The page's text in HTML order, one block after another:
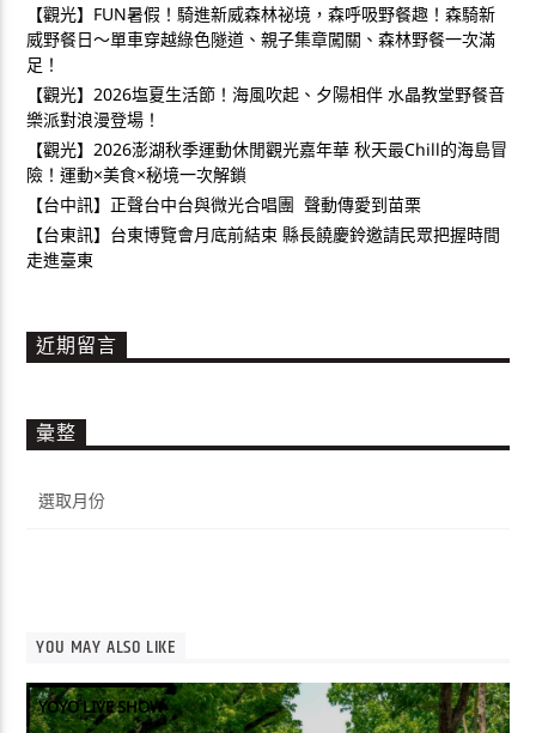
【觀光】FUN暑假！騎進新威森林祕境，森呼吸野餐趣！森騎新
威野餐日～單車穿越綠色隧道、親子集章闖關、森林野餐一次滿
足！
【觀光】2026塩夏生活節！海風吹起、夕陽相伴 水晶教堂野餐音
樂派對浪漫登場！
【觀光】2026澎湖秋季運動休閒觀光嘉年華 秋天最Chill的海島冒
險！運動×美食×秘境一次解鎖
【台中訊】正聲台中台與微光合唱團 聲動傳愛到苗栗
【台東訊】台東博覽會月底前結束 縣長饒慶鈴邀請民眾把握時間
走進臺東
近期留言
彙整
整
YOU MAY ALSO LIKE
YOYO LIVE SHOW